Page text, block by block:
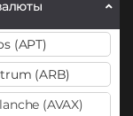
(APT)
(ARB)
(AVAX)